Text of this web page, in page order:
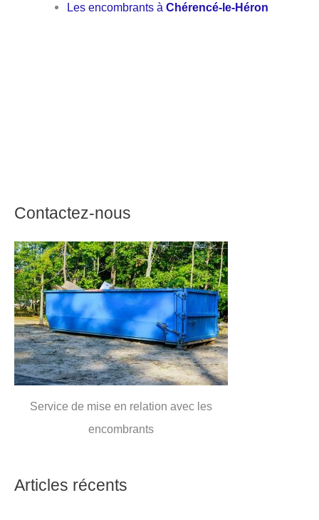
Les encombrants àChérencé-le-Héron
Contactez-nous
Service de mise en relation avec les
encombrants
Articles récents